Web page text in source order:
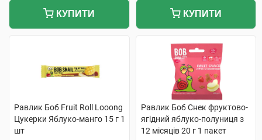
КУПИТИ КУПИТИ
Равлик Боб Fruit Roll Looong
Цукерки Яблуко-манго 15 г 1
шт
Равлик Боб Снек фруктово-
ягідний яблуко-полуниця з
12 місяців 20 г 1 пакет